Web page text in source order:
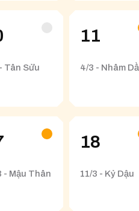
Tân Sửu
11
4/3 - Nhâm
- Mậu Thân
18
11/3 - Kỷ Dậu